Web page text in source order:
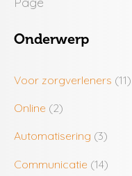
Onderwerp
Voor zorgverleners (11)
Online (2)
Automatisering (3)
Communicatie (14)